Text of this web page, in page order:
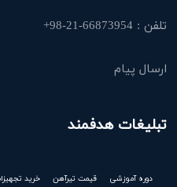
تلفن : 66873954-21-98+
ارسال پیام
تبلیغات هدفمند
دوره آموزشی قیمت تیرآهن خرید